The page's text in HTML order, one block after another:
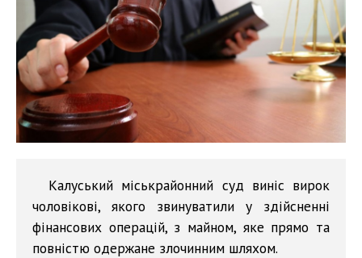
Калуський міськрайонний суд виніс вирок
чоловікові, якого звинуватили у здійсненні
фінансових операцій, з майном, яке прямо та
повністю одержане злочинним шляхом.